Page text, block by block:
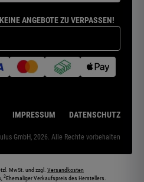
ANGEBOTE ZU VERPASSEN!
IMPRESSUM DATENSCHUTZ
GmbH, 2026. Alle Rechte vorbehalten
MwSt. und zzgl. Versandkosten
2Ehemaliger Verkaufspreis des Herstellers.